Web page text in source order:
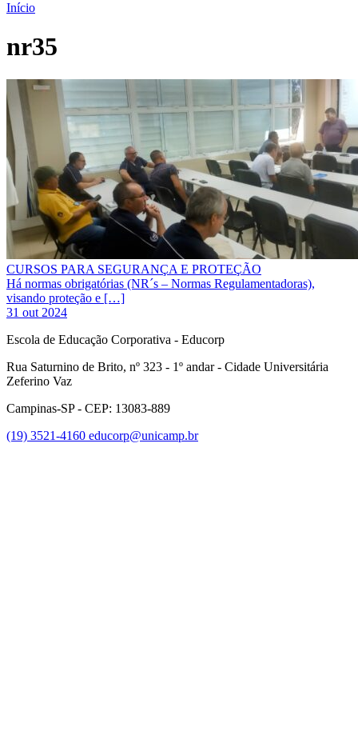
Início
nr35
CURSOS PARA SEGURANÇA E PROTEÇÃO
Há normas obrigatórias (NR´s – Normas Regulamentadoras),
visando proteção e […]
31 out 2024
Escola de Educação Corporativa - Educorp
Rua Saturnino de Brito, nº 323 - 1º andar - Cidade Universitária
Zeferino Vaz
Campinas-SP - CEP: 13083-889
(19) 3521-4160 educorp@unicamp.br